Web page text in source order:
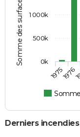
19751976
0k
500k
1 000k
Derniers